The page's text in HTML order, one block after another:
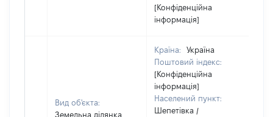
[Конфіденційна
інформація]
Вид об'єкта:
Земельна ділянка
Країна:
Україна
Поштовий індекс:
[Конфіденційна
інформація]
Населений пункт:
Шепетівка /